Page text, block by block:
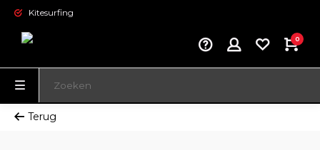
Kitesurfing
0
Terug